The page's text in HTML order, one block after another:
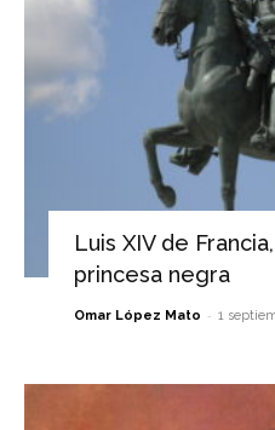
Luis XIV de
princesa negra
Omar López Mato - 1